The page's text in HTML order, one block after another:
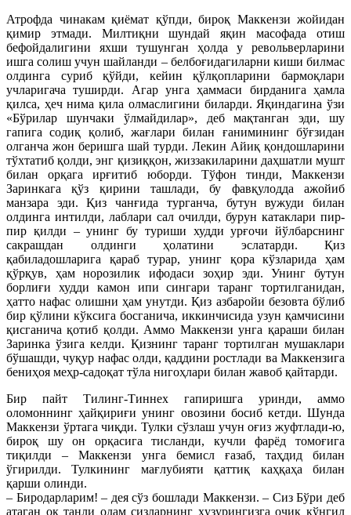
Атрофда чинакам қиёмат қўпди, бироқ Маккензи жойидан
қимир этмади. Милтиқни шундай яқин масофада отиш
бефойдалигини яхши тушунган ҳолда у револьверларини
ишга солиш учун шайланди – белбоғидагиларни киши билмас
олдинга суриб қўйди, кейин қўлқопларини бармоқлари
учларигача туширди. Агар унга ҳаммаси бирданига ҳамла
қилса, ҳеч нима қила олмаслигини биларди. Яқиндагина ўзи
«Бўрилар шунчаки ўлмайдилар», деб мақтанган эди, шу
гапига содиқ қолиб, жағлари билан ғанимининг бўғзидан
олганча жон беришга шай турди. Лекин Айиқ қондошларини
тўхтатиб қолди, энг қизиққон, жиззакиларини даҳшатли мушт
билан орқага ирғитиб юборди. Тўфон тинди, Маккензи
Заринкага қўз қирини ташлади, бу фавқулодда ажойиб
манзара эди. Қиз чанғида турганча, бутун вужуди билан
олдинга интилди, лаблари сал очилди, бурун катаклари пир-
пир қилди – унинг бу туриши худди урғочи йўлбарснинг
сакрашдан олдинги ҳолатини эслатарди. Қиз
қабиладошларига қараб турар, унинг қора кўзларида ҳам
қўрқув, ҳам норозилик ифодаси зоҳир эди. Унинг бутун
борлиғи худди камон ипи сингари таранг тортилганидан,
ҳатто нафас олишни ҳам унутди. Қиз азбаройи безовта бўлиб
бир қўлини кўксига босганича, иккинчисида узун қамчисини
қисганича қотиб қолди. Аммо Маккензи унга қараши билан
Заринка ўзига келди. Қизнинг таранг тортилган мушаклари
бўшашди, чуқур нафас олди, қаддини ростлади ва Маккензига
бениҳоя меҳр-садоқат тўла нигоҳлари билан жавоб қайтарди.
Бир пайт Тилинг-Тиннех гапиришга уринди, аммо
оломоннинг ҳайқириғи унинг овозини босиб кетди. Шунда
Маккензи ўртага чиқди. Тулки сўзлаш учун оғиз жуфтлади-ю,
бироқ шу он орқасига тисланди, кучли фарёд томоғига
тиқилди – Маккензи унга бемисл ғазаб, таҳдид билан
ўгирилди. Тулкининг мағлубияти қаттиқ каҳқаҳа билан
қарши олинди.
– Биродарларим! – дея сўз бошлади Маккензи. – Сиз Бўри деб
атаган оқ танли одам сизларнинг ҳузурингизга очиқ кўнгил